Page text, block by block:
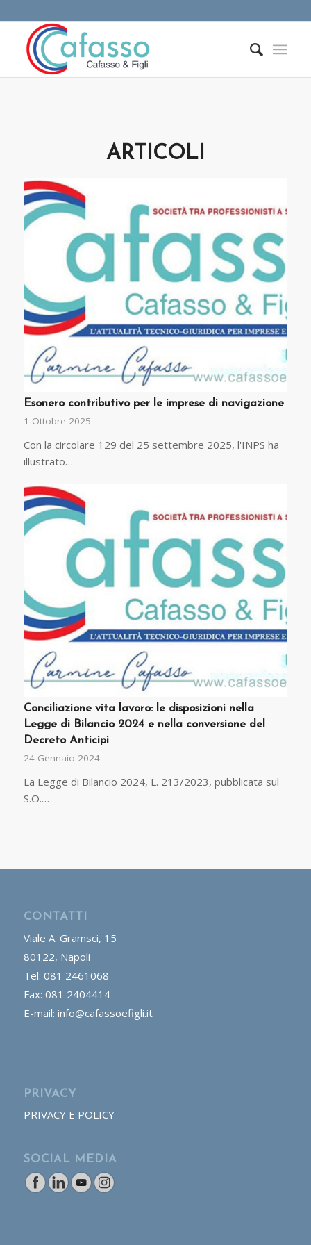
ARTICOLI
Esonero contributivo per le imprese di navigazione
1 Ottobre 2025
Con la circolare 129 del 25 settembre 2025, l'INPS ha
illustrato…
Conciliazione vita lavoro: le disposizioni nella
Legge di Bilancio 2024 e nella conversione del
Decreto Anticipi
24 Gennaio 2024
La Legge di Bilancio 2024, L. 213/2023, pubblicata sul
S.O.…
CONTATTI
Viale A. Gramsci, 15
80122, Napoli
Tel: 081 2461068
Fax: 081 2404414
E-mail: info@cafassoefigli.it
PRIVACY
PRIVACY E POLICY
SOCIAL MEDIA